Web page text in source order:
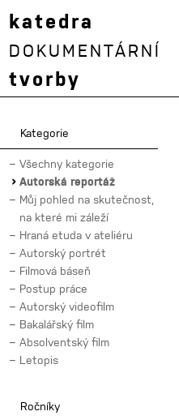
katedra
DOKUMENTÁRNÍ
tvorby
Kategorie
Všechny kategorie
Autorská reportáž
Můj pohled na skutečnost,
na které mi záleží
Hraná etuda v ateliéru
Autorský portrét
Filmová báseň
Postup práce
Autorský videofilm
Bakalářský film
Absolventský film
Letopis
Ročníky